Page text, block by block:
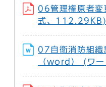
06管理権原者
式、112.29KB)
07自衛消防組織
（word） (ワ